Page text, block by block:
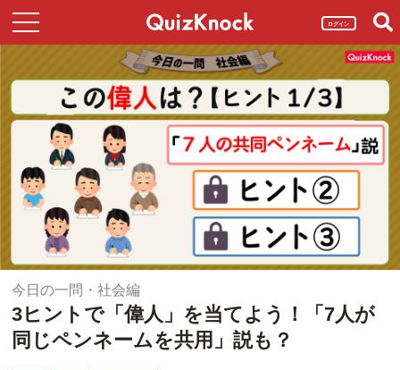
ログイン
今日の一問・社会編
3ヒントで「偉人」を当てよう！「7人が
同じペンネームを共用」説も？